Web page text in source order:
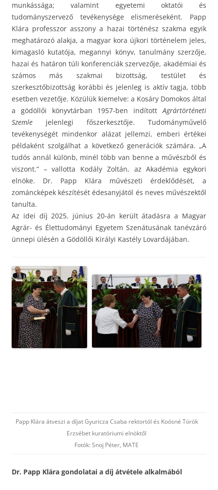
munkássága; valamint egyetemi oktatói és
tudományszervező tevékenysége elismeréseként. Papp
Klára professzor asszony a hazai történész szakma egyik
meghatározó alakja, a magyar kora újkori történelem jeles,
kimagasló kutatója, megannyi könyv, tanulmány szerzője,
hazai és határon túli konferenciák szervezője, akadémiai és
számos más szakmai bizottság, testület és
szerkesztőbizottság korábbi és jelenleg is aktív tagja, több
esetben vezetője. Közülük kiemelve: a Kosáry Domokos által
a gödöllői könyvtárban 1957-ben indítottAgrártörténeti
Szemle jelenlegi főszerkesztője. Tudományművelő
tevékenységét mindenkor alázat jellemzi, emberi értékei
példaként szolgálhat a következő generációk számára. „A
tudós annál különb, minél több van benne a művészből és
viszont.” – vallotta Kodály Zoltán, az Akadémia egykori
elnöke. Dr. Papp Klára művészeti érdeklődését, a
zománcképek készítését édesanyjától és neves művészektől
tanulta.
Az idei díj 2025. június 20-án került átadásra a Magyar
Agrár- és Élettudományi Egyetem Szenátusának tanévzáró
ünnepi ülésén a Gödöllői Királyi Kastély Lovardájában.
Papp Klára átveszi a díjat Gyuricza Csaba rektortól és Koósné Török
Erzsébet kuratóriumi elnöktől
Fotók: Snoj Péter, MATE
Dr. Papp Klára gondolatai a díj átvétele alkalmából